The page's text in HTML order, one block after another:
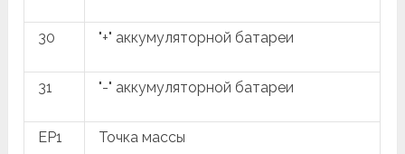
30 "+" аккумуляторной батареи
31 "-" аккумуляторной батареи
EP1 Точка массы